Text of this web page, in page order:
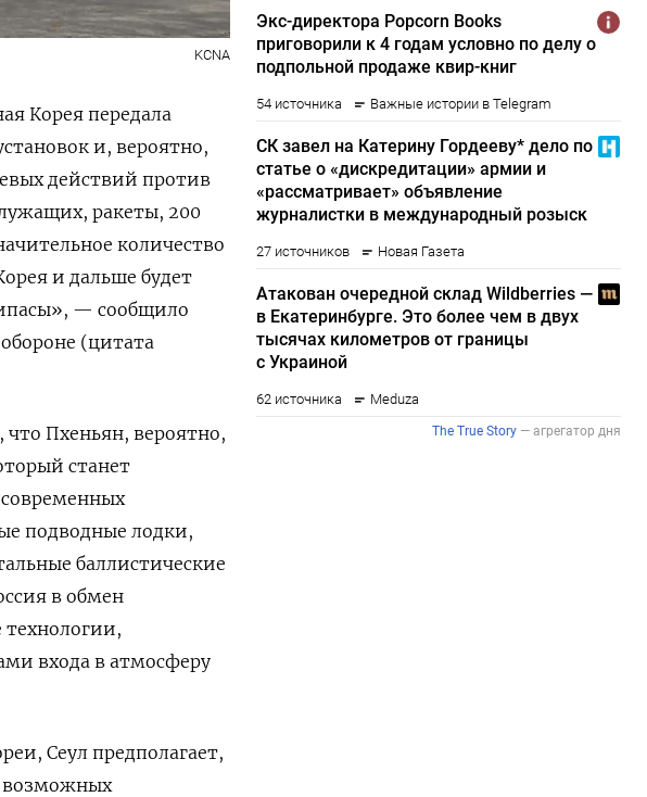
KCNA
Корея передала
и, вероятно,
действий против
ракеты, 200
количество
и дальше будет
— сообщило
(цитата
Пхеньян, вероятно,
станет
подводные лодки,
баллистические
в обмен
входа в атмосферу
Сеул предполагает,
возможных